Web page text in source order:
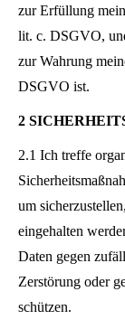
zur Erfüllung
lit. c. DSGVO,
zur Wahrung
DSGVO ist.
2
2.1 Ich treffe
um
eingehalten
Daten gegen
Zerstörung oder
schützen.